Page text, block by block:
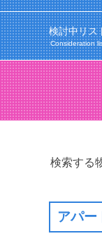
検討中リス
Consideration
検索する
アパー